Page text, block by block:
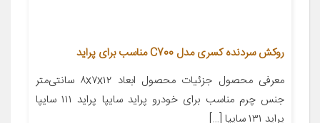
روکش سردنده کسری مدل C700 مناسب برای پراید
معرفی محصول جزئیات محصول ابعاد ۸x۷x۱۲ سانتی‌متر
جنس چرم مناسب برای خودرو پراید سایپا پراید ۱۱۱ سایپا
پراید ۱۳۱ سایپا […]